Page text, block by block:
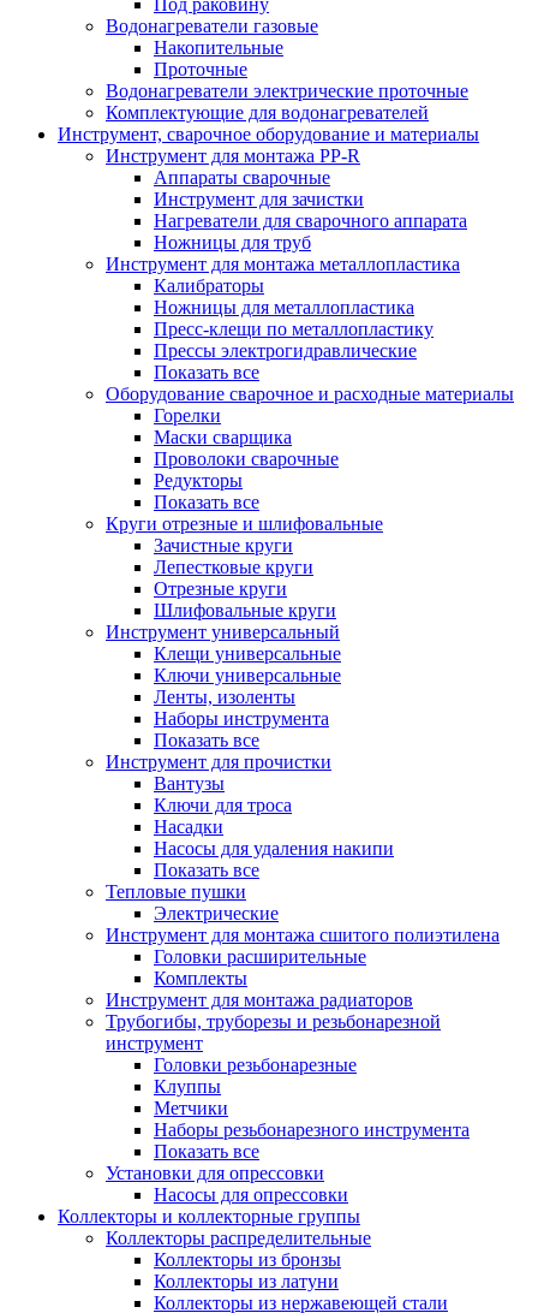
Под раковину
Водонагреватели газовые
Накопительные
Проточные
Водонагреватели электрические проточные
Комплектующие для водонагревателей
Инструмент, сварочное оборудование и материалы
Инструмент для монтажа PP-R
Аппараты сварочные
Инструмент для зачистки
Нагреватели для сварочного аппарата
Ножницы для труб
Инструмент для монтажа металлопластика
Калибраторы
Ножницы для металлопластика
Пресс-клещи по металлопластику
Прессы электрогидравлические
Показать все
Оборудование сварочное и расходные материалы
Горелки
Маски сварщика
Проволоки сварочные
Редукторы
Показать все
Круги отрезные и шлифовальные
Зачистные круги
Лепестковые круги
Отрезные круги
Шлифовальные круги
Инструмент универсальный
Клещи универсальные
Ключи универсальные
Ленты, изоленты
Наборы инструмента
Показать все
Инструмент для прочистки
Вантузы
Ключи для троса
Насадки
Насосы для удаления накипи
Показать все
Тепловые пушки
Электрические
Инструмент для монтажа сшитого полиэтилена
Головки расширительные
Комплекты
Инструмент для монтажа радиаторов
Трубогибы, труборезы и резьбонарезной
инструмент
Головки резьбонарезные
Клуппы
Метчики
Наборы резьбонарезного инструмента
Показать все
Установки для опрессовки
Насосы для опрессовки
Коллекторы и коллекторные группы
Коллекторы распределительные
Коллекторы из бронзы
Коллекторы из латуни
Коллекторы из нержавеющей стали